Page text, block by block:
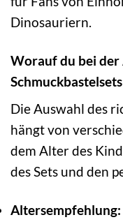
Dinosauriern.
Worauf du bei der
Die Auswahl des
hängt von
dem Alter des
des Sets und den
Altersempfehlung: